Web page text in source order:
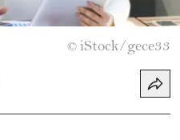
© iStock/gece33